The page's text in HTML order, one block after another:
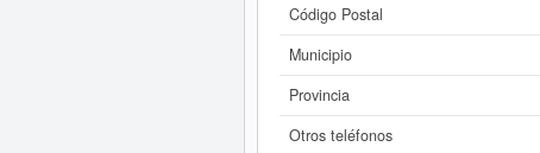
Código Postal
Municipio
Provincia
Otros teléfonos